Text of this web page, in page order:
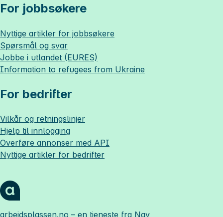
For jobbsøkere
Nyttige artikler for jobbsøkere
Spørsmål og svar
Jobbe i utlandet (EURES)
Information to refugees from Ukraine
For bedrifter
Vilkår og retningslinjer
Hjelp til innlogging
Overføre annonser med API
Nyttige artikler for bedrifter
arbeidsplassen.no – en tjeneste fra Nav